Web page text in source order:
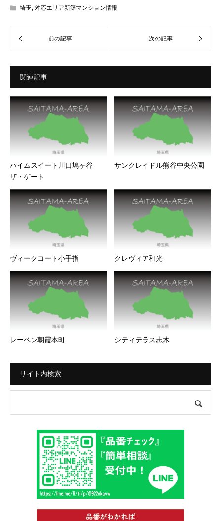
埼玉 対応エリア新築マンション情報
関連記事
ハイムスイート川口鳩ヶ谷
ザ・ゲート
サンクレイドル熊谷中央公園
ヴィークコート小手指 クレヴィア和光
レーベン朝霞本町 シティテラス志木
サイト内検索